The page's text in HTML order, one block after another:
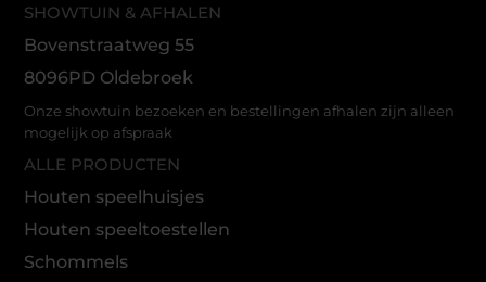
SHOWTUIN & AFHALEN
Bovenstraatweg 55
8096PD Oldebroek
Onze showtuin bezoeken en bestellingen afhalen zijn alleen
mogelijk op afspraak
ALLE PRODUCTEN
Houten speelhuisjes
Houten speeltoestellen
Schommels